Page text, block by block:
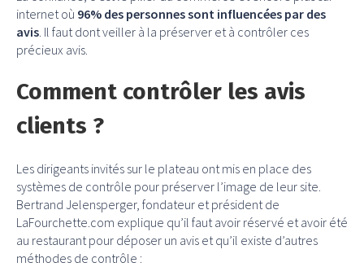
internet où 96% des personnes sont influencées par des
avis. Il faut dont veiller à la préserver et à contrôler ces
précieux avis.
Comment contrôler les avis
clients ?
Les dirigeants invités sur le plateau ont mis en place des
systèmes de contrôle pour préserver l’image de leur site.
Bertrand Jelensperger, fondateur et président de
LaFourchette.com explique qu’il faut avoir réservé et avoir été
au restaurant pour déposer un avis et qu’il existe d’autres
méthodes de contrôle :